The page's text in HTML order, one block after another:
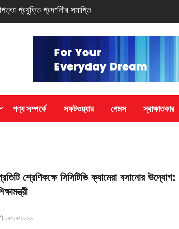
নিশ্চিতে রিয়েলমির নতুন সি-সিরিজ স্মার্টফোন
পণ্য সম্পর্কে সফটওয়্যার গেমস স্বাক্ষাতকার
শ্রেণিকক্ষে সিসিটিভি ক্যামেরা বসানোর উদ্যোগ:
০৭/০৭/২০২৬